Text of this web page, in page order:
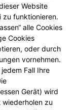
Cookies
Website
zu funktionieren.
alle Cookies
Cookies
oder durch
vornehmen.
Fall Ihre
Gerät) wird
zu